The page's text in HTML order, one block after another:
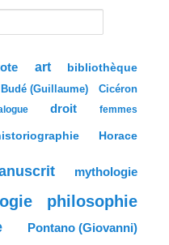
art bibliothèque
Budé (Guillaume) Cicéron
droit femmes
Horace
mythologie
philosophie
Pontano (Giovanni)